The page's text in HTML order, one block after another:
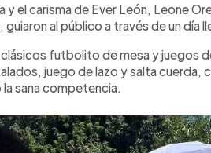
y el carisma de Ever León, Leone
guiaron al público a través de un día
futbolito de mesa y juegos
juego de lazo y salta cuerda,
sana competencia.